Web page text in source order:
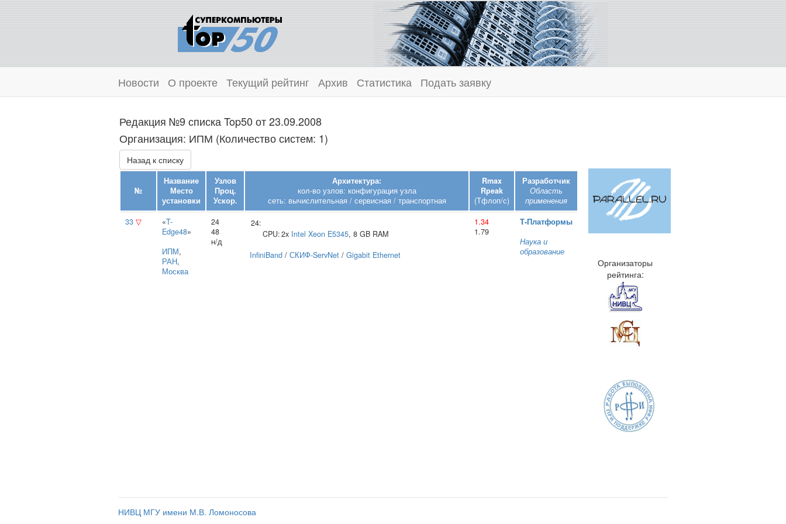
Новости О проекте Текущий рейтинг Архив Статистика Подать заявку
Редакция №9 списка Top50 от 23.09.2008
Организация: ИПМ (Количество систем: 1)
Назад к списку
№
Название
Место
установки
Узлов
Проц.
Ускор.
Архитектура:
кол-во узлов: конфигурация узла
сеть: вычислительная / сервисная / транспортная
Rmax
Rpeak
(Тфлоп/с)
Разработчик
Область
применения
33 ▽ «T-
Edge48»
ИПМ,
РАН,
Москва
24
48
н/д
24:
CPU:2x Intel Xeon E5345, 8 GB RAM
InfiniBand / СКИФ-ServNet / Gigabit Ethernet
1.34
1.79
Т‑Платформы
Наука и
образование
Организаторы
рейтинга:
НИВЦ МГУ имени М.В. Ломоносова